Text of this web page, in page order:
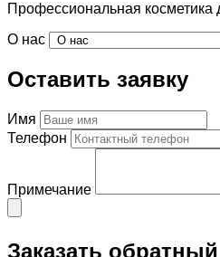
Профессиональная косметика
О нас
Оставить заявку
Имя
Телефон
Примечание
Заказать